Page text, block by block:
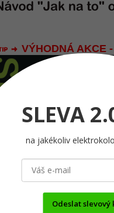
VÝHODNÁ AKCE
SLEVA
na jakékoliv
Odeslat slevový